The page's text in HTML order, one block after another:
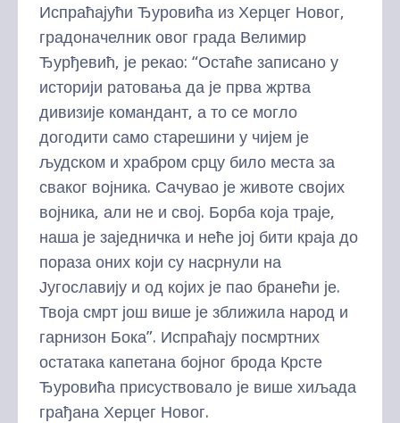
Испраћајући Ђуровића из Херцег Новог,
градоначелник овог града Велимир
Ђурђевић, је рекао: “Остаће записано у
историји ратовања да је прва жртва
дивизије командант, а то се могло
догодити само старешини у чијем је
људском и храбром срцу било места за
сваког војника. Сачувао је животе својих
војника, али не и свој. Борба која траје,
наша је заједничка и неће јој бити краја до
пораза оних који су насрнули на
Југославију и од којих је пао бранећи је.
Твоја смрт још више је зближила народ и
гарнизон Бока”. Испраћају посмртних
остатака капетана бојног брода Крсте
Ђуровића присуствовало је више хиљада
грађана Херцег Новог.